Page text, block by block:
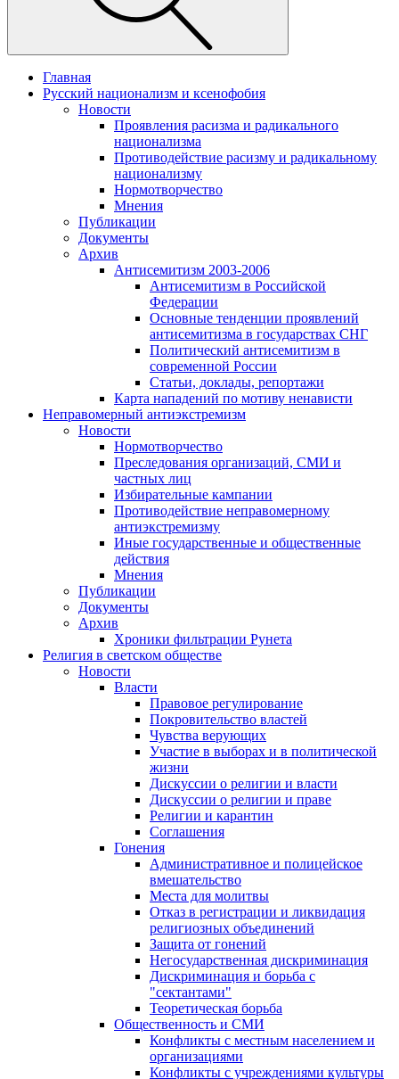
Главная
Русский национализм и ксенофобия
Новости
Проявления расизма и радикального
национализма
Противодействие расизму и радикальному
национализму
Нормотворчество
Мнения
Публикации
Документы
Архив
Антисемитизм 2003-2006
Антисемитизм в Российской
Федерации
Основные тенденции проявлений
антисемитизма в государствах СНГ
Политический антисемитизм в
современной России
Статьи, доклады, репортажи
Карта нападений по мотиву ненависти
Неправомерный антиэкстремизм
Новости
Нормотворчество
Преследования организаций, СМИ и
частных лиц
Избирательные кампании
Противодействие неправомерному
антиэкстремизму
Иные государственные и общественные
действия
Мнения
Публикации
Документы
Архив
Хроники фильтрации Рунета
Религия в светском обществе
Новости
Власти
Правовое регулирование
Покровительство властей
Чувства верующих
Участие в выборах и в политической
жизни
Дискуссии о религии и власти
Дискуссии о религии и праве
Религии и карантин
Соглашения
Гонения
Административное и полицейское
вмешательство
Места для молитвы
Отказ в регистрации и ликвидация
религиозных объединений
Защита от гонений
Негосударственная дискриминация
Дискриминация и борьба с
"сектантами"
Теоретическая борьба
Общественность и СМИ
Конфликты с местным населением и
организациями
Конфликты с учреждениями культуры